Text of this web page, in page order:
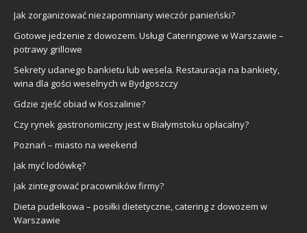
Jak zorganizować niezapomniany wieczór panieński?
Gotowe jedzenie z dowozem. Usługi Cateringowe w Warszawie –
potrawy grillowe
Sekrety udanego bankietu lub wesela. Restauracja na bankiety,
wina dla gości weselnych w Bydgoszczy
Gdzie zjeść obiad w Koszalinie?
Czy rynek gastronomiczny jest w Białymstoku opłacalny?
Poznań – miasto na weekend
Jak myć lodówkę?
Jak zintegrować pracowników firmy?
Dieta pudełkowa – posiłki dietetyczne, catering z dowozem w
Warszawie